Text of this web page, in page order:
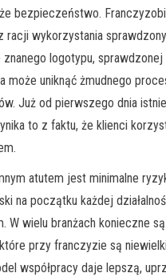
bezpieczeństwo.
racji wykorzystania
logotypu, sprawdzonej
może uniknąć żmudnego
Już od pierwszego dnia
to z faktu, że klienci
atutem jest minimalne
na początku każdej
W wielu branżach konieczne
przy franczyzie są
współpracy daje lepszą,